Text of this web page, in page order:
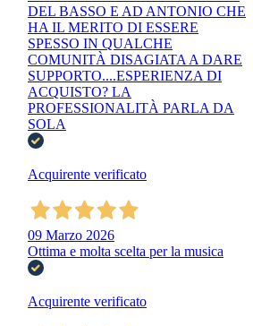
DEL BASSO E AD ANTONIO CHE
HA IL MERITO DI ESSERE
SPESSO IN QUALCHE
COMUNITÀ DISAGIATA A DARE
SUPPORTO....ESPERIENZA DI
ACQUISTO? LA
PROFESSIONALITÀ PARLA DA
SOLA
Acquirente verificato
09 Marzo 2026
Ottima e molta scelta per la musica
Acquirente verificato